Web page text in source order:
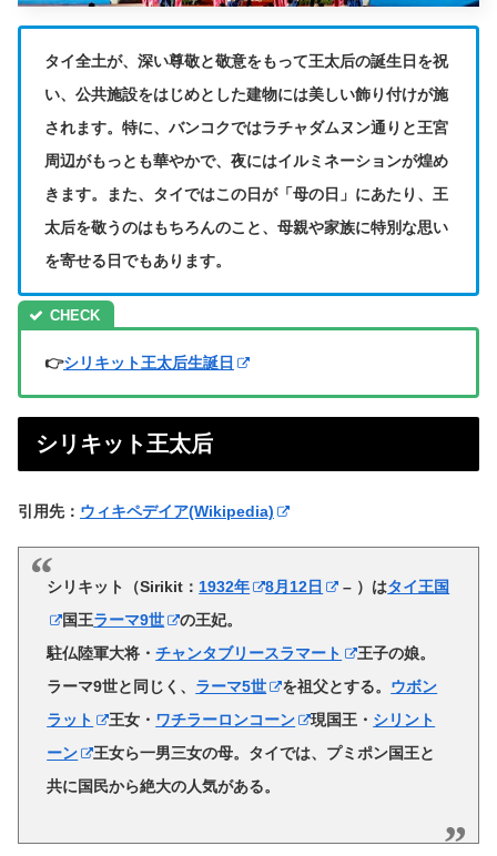
タイ全土が、深い尊敬と敬意をもって王太后の誕生日を祝
い、公共施設をはじめとした建物には美しい飾り付けが施
されます。特に、バンコクではラチャダムヌン通りと王宮
周辺がもっとも華やかで、夜にはイルミネーションが煌め
きます。また、タイではこの日が「母の日」にあたり、王
太后を敬うのはもちろんのこと、母親や家族に特別な思い
を寄せる日でもあります。
👉シリキット王太后生誕日
シリキット王太后
引用先： ウィキペデイア(Wikipedia)
シリキット （Sirikit： 1932年 8月12日 – ）はタイ王国
国王ラーマ9世
の王妃。
駐仏陸軍大将・チャンタブリースラマート
王子の娘。
ラーマ9世と同じく、 ラーマ5世 を祖父とする。 ウボン
ラット
王女・ ワチラーロンコーン 現国王・ シリント
ーン
王女ら一男三女の母。タイでは、プミポン国王と
共に国民から絶大の人気がある。